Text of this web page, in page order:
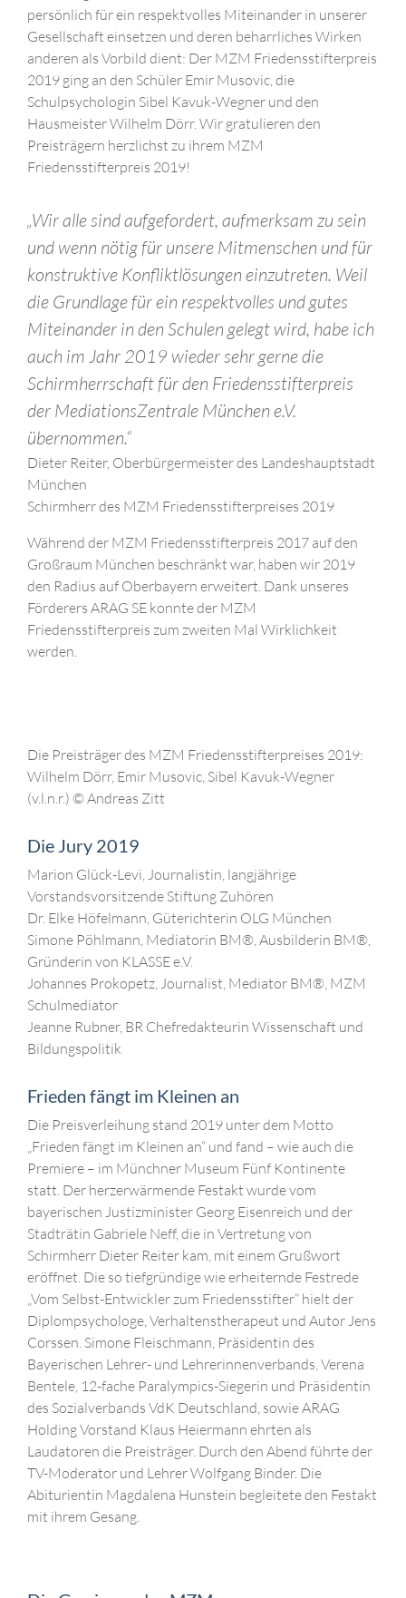
persönlich für ein respektvolles Miteinander in unserer
Gesellschaft einsetzen und deren beharrliches Wirken
anderen als Vorbild dient: Der MZM Friedensstifterpreis
2019 ging an den Schüler Emir Musovic, die
Schulpsychologin Sibel Kavuk-Wegner und den
Hausmeister Wilhelm Dörr. Wir gratulieren den
Preisträgern herzlichst zu ihrem MZM
Friedensstifterpreis 2019!
„Wir alle sind aufgefordert, aufmerksam zu sein
und wenn nötig für unsere Mitmenschen und für
konstruktive Konfliktlösungen einzutreten. Weil
die Grundlage für ein respektvolles und gutes
Miteinander in den Schulen gelegt wird, habe ich
auch im Jahr 2019 wieder sehr gerne die
Schirmherrschaft für den Friedensstifterpreis
der MediationsZentrale München e.V.
übernommen.“
Dieter Reiter, Oberbürgermeister des Landeshauptstadt
München
Schirmherr des MZM Friedensstifterpreises 2019
Während der MZM Friedensstifterpreis 2017 auf den
Großraum München beschränkt war, haben wir 2019
den Radius auf Oberbayern erweitert. Dank unseres
Förderers ARAG SE konnte der MZM
Friedensstifterpreis zum zweiten Mal Wirklichkeit
werden.
Die Preisträger des MZM Friedensstifterpreises 2019:
Wilhelm Dörr, Emir Musovic, Sibel Kavuk-Wegner
(v.l.n.r.) © Andreas Zitt
Die Jury 2019
Marion Glück-Levi, Journalistin, langjährige
Vorstandsvorsitzende Stiftung Zuhören
Dr. Elke Höfelmann, Güterichterin OLG München
Simone Pöhlmann, Mediatorin BM®, Ausbilderin BM®,
Gründerin von KLASSE e.V.
Johannes Prokopetz, Journalist, Mediator BM®, MZM
Schulmediator
Jeanne Rubner, BR Chefredakteurin Wissenschaft und
Bildungspolitik
Frieden fängt im Kleinen an
Die Preisverleihung stand 2019 unter dem Motto
„Frieden fängt im Kleinen an“ und fand – wie auch die
Premiere – im Münchner Museum Fünf Kontinente
statt. Der herzerwärmende Festakt wurde vom
bayerischen Justizminister Georg Eisenreich und der
Stadträtin Gabriele Neff, die in Vertretung von
Schirmherr Dieter Reiter kam, mit einem Grußwort
eröffnet. Die so tiefgründige wie erheiternde Festrede
„Vom Selbst-Entwickler zum Friedensstifter“ hielt der
Diplompsychologe, Verhaltenstherapeut und Autor Jens
Corssen. Simone Fleischmann, Präsidentin des
Bayerischen Lehrer- und Lehrerinnenverbands, Verena
Bentele, 12-fache Paralympics-Siegerin und Präsidentin
des Sozialverbands VdK Deutschland, sowie ARAG
Holding Vorstand Klaus Heiermann ehrten als
Laudatoren die Preisträger. Durch den Abend führte der
TV-Moderator und Lehrer Wolfgang Binder. Die
Abiturientin Magdalena Hunstein begleitete den Festakt
mit ihrem Gesang.